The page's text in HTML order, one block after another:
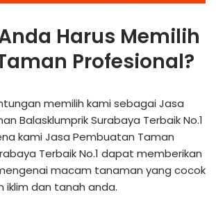
Harus Memilih
Profesional?
memilih kami sebagai Jasa
Balasklumprik Surabaya Terbaik No.1
kami Jasa Pembuatan Taman
Terbaik No.1 dapat memberikan
macam tanaman yang cocok
iklim dan tanah anda.